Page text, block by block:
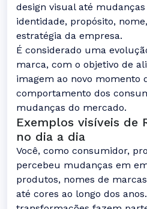
design visual até
identidade, propósito,
estratégia da empresa.
É considerado uma
marca, com o objetivo de
imagem ao novo momento
comportamento dos
mudanças do mercado.
Exemplos visíveis de
no dia a dia
Você, como consumidor,
percebeu mudanças em
produtos, nomes de
até cores ao longo dos